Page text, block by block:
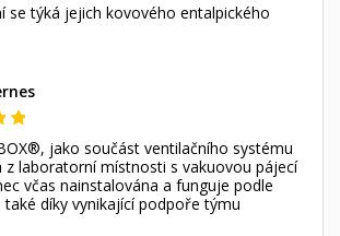
se týká jejich kovového entalpického
jako součást ventilačního systému
z laboratorní místnosti s vakuovou pájecí
včas nainstalována a funguje podle
díky vynikající podpoře týmu